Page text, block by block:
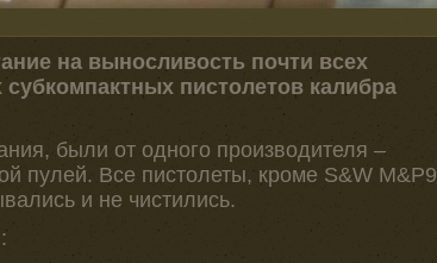
на выносливость почти всех
пистолетов калибра
были от одного производителя –
пулей. Все пистолеты, кроме S&W M&P9
и не чистились.